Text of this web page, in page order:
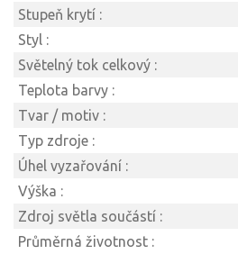
Stupeň krytí :
Styl :
Světelný tok celkový :
Teplota barvy :
Tvar / motiv :
Typ zdroje :
Úhel vyzařování :
Výška :
Zdroj světla součástí :
Průměrná životnost :